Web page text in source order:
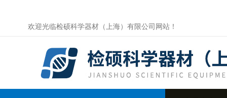
欢迎光临检硕科学器材（上海）有限公司网站！